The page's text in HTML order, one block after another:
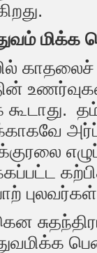
மிக்க
கூடாது.